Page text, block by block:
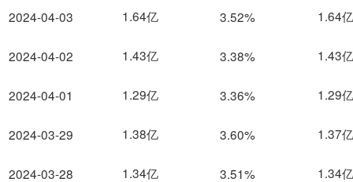
2024-04-03
2024-04-02
2024-04-01
2024-03-29
2024-03-28
1.64亿 3.52% 1.64亿
1.43亿 3.38% 1.43亿
1.29亿 3.36% 1.29亿
1.38亿 3.60% 1.37亿
1.34亿 3.51% 1.34亿